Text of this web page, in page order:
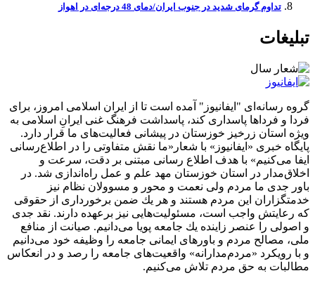
تداوم گرمای شدید در جنوب ایران/دمای 48 درجه‌ای در اهواز
تبلیغات
گروه رسانه‌ای "ایفانیوز" آمده است تا از ایران اسلامی امروز، برای
فردا و فرداها پاسداری کند، پاسداشت فرهنگ غنی ایرانِ اسلامی به
ویژه استان زرخیز خوزستان در پیشانی فعالیت‌های ما قرار دارد.
پایگاه خبری «ایفانیوز» با شعار«ما نقش متفاوتی را در اطلاع‌رسانی
ایفا می‌کنیم» با هدف اطلاع رسانی مبتنی بر دقت، سرعت و
اخلاق‌مدار در استان خوزستان مهد علم و عمل راه‌اندازی شد. در
باور جدی ما مردم ولی نعمت و محور و مسوولان نظام نیز
خدمتگزاران این مردم هستند و هر یك ضمن برخورداری از حقوقی
كه رعایتش واجب است، مسئولیت‌هایی نیز برعهده دارند. نقد جدی
و اصولی را عنصر زاینده یك جامعه پویا می‌دانیم. صیانت از منافع
ملی، مصالح مردم و باورهای ایمانی جامعه را وظیفه خود می‌دانیم
و با رویكرد «مردم‌مدارانه‌» واقعیت‌های جامعه را رصد و در انعکاس
مطالبات به حق مردم تلاش می‌كنیم.